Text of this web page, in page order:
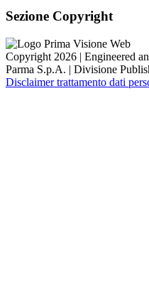
Sezione Copyright
Copyright 2026 | Engineered
Parma S.p.A. | Divisione
Disclaimer trattamento dati